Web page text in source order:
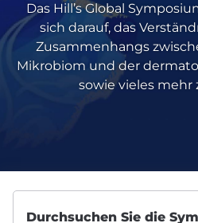
Das Hill’s Global
sich darauf, das
Zusammenhangs
Mikrobiom und der
sowie vieles mehr